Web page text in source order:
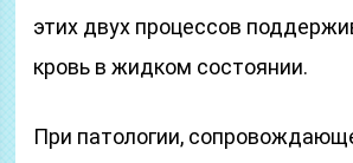
этих двух процессов
кровь в жидком состоянии.
При патологии,